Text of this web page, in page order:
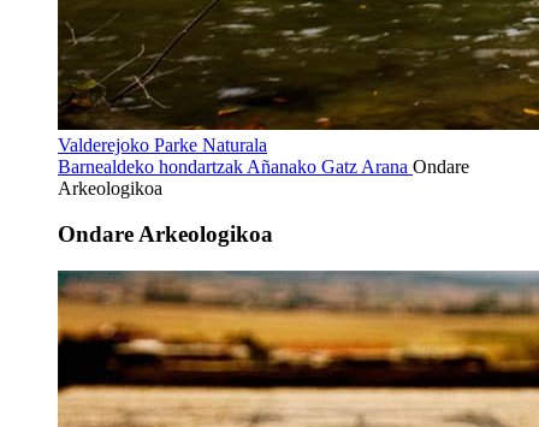
Valderejoko Parke Naturala
Barnealdeko hondartzak Añanako Gatz Arana Ondare
Arkeologikoa
Ondare Arkeologikoa